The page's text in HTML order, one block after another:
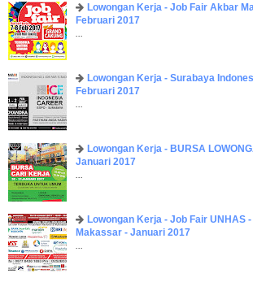
Lowongan Kerja - Job Fair ​Akbar
Februari 2017
...
Lowongan Kerja - Surabaya
Februari 2017
...
Lowongan Kerja - BURSA
Januari 2017
...
Lowongan Kerja - Job Fair UNHAS
Makassar - Januari 2017
...